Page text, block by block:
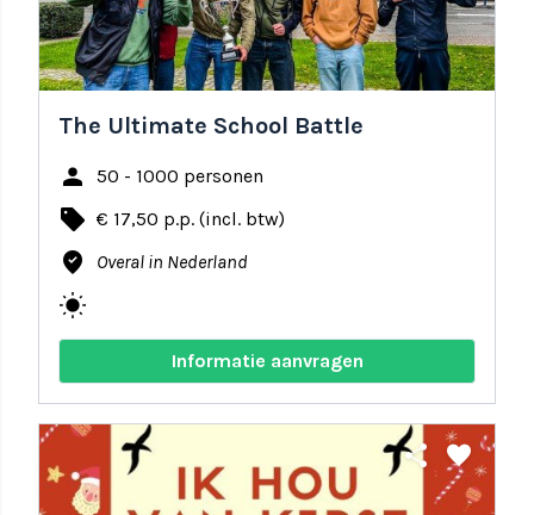
The Ultimate School Battle
person 50 - 1000 personen
local_offer € 17,50 p.p. (incl. btw)
where_to_vote Overal in Nederland
wb_sunny
Informatie aanvragen
share favorite